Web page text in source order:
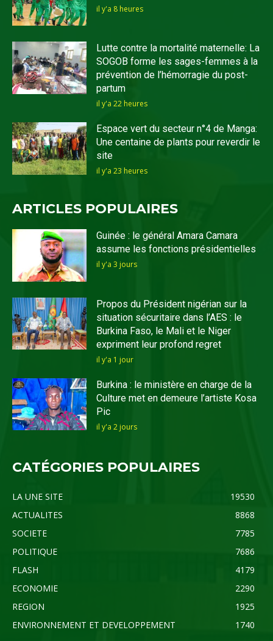
il y'a 8 heures
Lutte contre la mortalité maternelle: La
SOGOB forme les sages-femmes à la
prévention de l’hémorragie du post-
partum
il y'a 22 heures
Espace vert du secteur n°4 de Manga:
Une centaine de plants pour reverdir le
site
il y'a 23 heures
ARTICLES POPULAIRES
Guinée : le général Amara Camara
assume les fonctions présidentielles
il y'a 3 jours
Propos du Président nigérian sur la
situation sécuritaire dans l’AES : le
Burkina Faso, le Mali et le Niger
expriment leur profond regret
il y'a 1 jour
Burkina : le ministère en charge de la
Culture met en demeure l’artiste Kosa
Pic
il y'a 2 jours
CATÉGORIES POPULAIRES
LA UNE SITE
19530
ACTUALITES
8868
SOCIETE
7785
POLITIQUE
7686
FLASH
4179
ECONOMIE
2290
REGION
1925
ENVIRONNEMENT ET DEVELOPPEMENT
1740